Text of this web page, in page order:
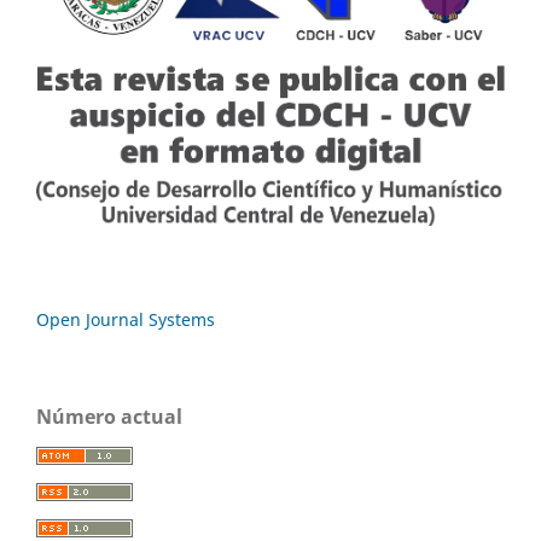
Open Journal Systems
Número actual